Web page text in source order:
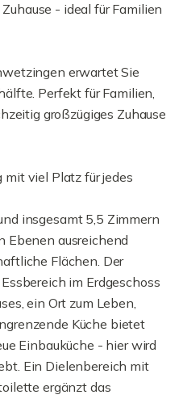
- ideal für Familien
erwartet Sie
Perfekt für Familien,
großzügiges Zuhause
mit viel Platz für jedes
insgesamt 5,5 Zimmern
Ebenen ausreichend
Flächen. Der
im Erdgeschoss
ein Ort zum Leben,
Küche bietet
Einbauküche - hier wird
Ein Dielenbereich mit
ergänzt das